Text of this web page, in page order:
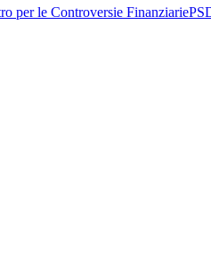
per le Controversie Finanziarie